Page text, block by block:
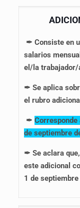
✒ Consiste en
salarios
el/la trabajador/
✒ Se aplica
el rubro
✒ Corresponde
de septiembre
✒ Se aclara
este adicional
1 de